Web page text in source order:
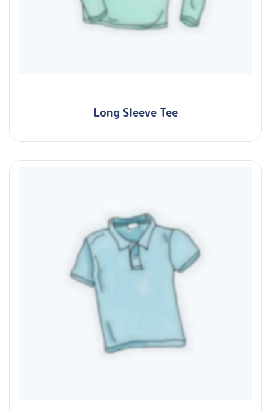
Long Sleeve Tee